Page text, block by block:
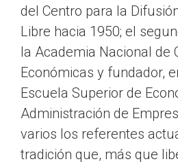
del Centro para la
Libre hacia 1950; el
la Academia Nacional de
Económicas y fundador,
Escuela Superior de
Administración de
varios los referentes
tradición que, más que